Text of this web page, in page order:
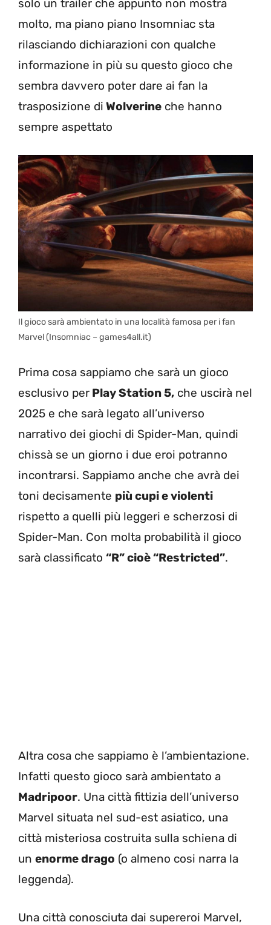
solo un trailer che appunto non mostra
molto, ma piano piano Insomniac sta
rilasciando dichiarazioni con qualche
informazione in più su questo gioco che
sembra davvero poter dare ai fan la
trasposizione di Wolverine che hanno
sempre aspettato
Il gioco sarà ambientato in una località famosa per i fan
Marvel (Insomniac – games4all.it)
Prima cosa sappiamo che sarà un gioco
esclusivo per Play Station 5, che uscirà nel
2025 e che sarà legato all’universo
narrativo dei giochi di Spider-Man, quindi
chissà se un giorno i due eroi potranno
incontrarsi. Sappiamo anche che avrà dei
toni decisamente più cupi e violenti
rispetto a quelli più leggeri e scherzosi di
Spider-Man. Con molta probabilità il gioco
sarà classificato “R” cioè “Restricted”.
Altra cosa che sappiamo è l’ambientazione.
Infatti questo gioco sarà ambientato a
Madripoor. Una città fittizia dell’universo
Marvel situata nel sud-est asiatico, una
città misteriosa costruita sulla schiena di
un enorme drago (o almeno cosi narra la
leggenda).
Una città conosciuta dai supereroi Marvel,